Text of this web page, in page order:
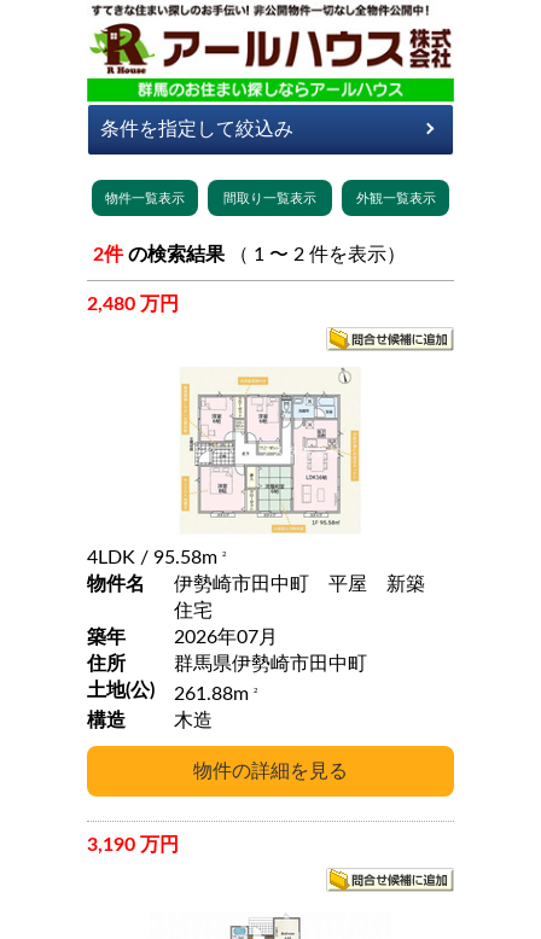
2件 の検索結果 （ 1 〜 2 件を表示）
2,480 万円
4LDK / 95.58m 2
物件名
伊勢崎市田中町 平屋 新築
住宅
築年
2026年07月
住所
群馬県伊勢崎市田中町
土地(公)
261.88m 2
構造 木造
3,190 万円